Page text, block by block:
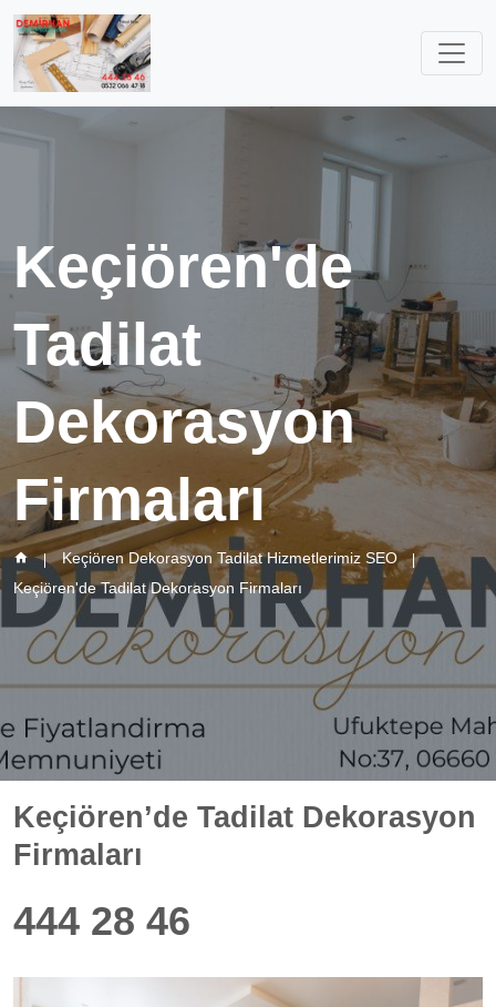
Keçiören'de
Tadilat
Dekorasyon
Firmaları
Keçiören Dekorasyon Tadilat Hizmetlerimiz SEO
Keçiören'de Tadilat Dekorasyon Firmaları
Keçiören’de Tadilat Dekorasyon
Firmaları
444 28 46